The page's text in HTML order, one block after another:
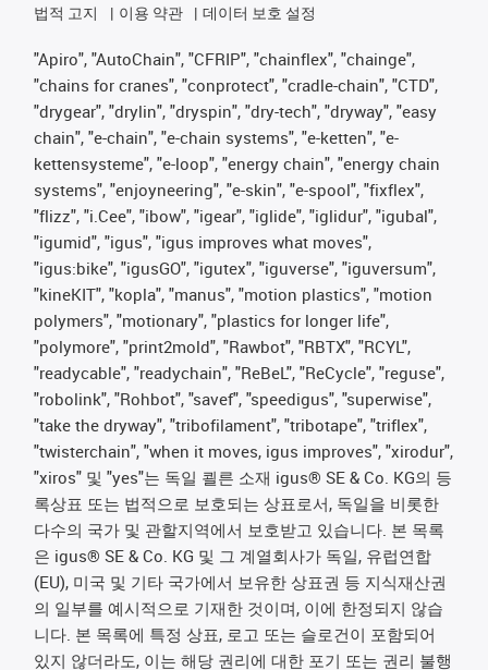
법적 고지
이용 약관 데이터 보호 설정
"Apiro", "AutoChain", "CFRIP", "chainflex", "chainge",
"chains for cranes", "conprotect", "cradle-chain", "CTD",
"drygear", "drylin", "dryspin", "dry-tech", "dryway", "easy
chain", "e-chain", "e-chain systems", "e-ketten", "e-
kettensysteme", "e-loop", "energy chain", "energy chain
systems", "enjoyneering", "e-skin", "e-spool", "fixflex",
"flizz", "i.Cee", "ibow", "igear", "iglide", "iglidur", "igubal",
"igumid", "igus", "igus improves what moves",
"igus:bike", "igusGO", "igutex", "iguverse", "iguversum",
"kineKIT", "kopla", "manus", "motion plastics", "motion
polymers", "motionary", "plastics for longer life",
"polymore", "print2mold", "Rawbot", "RBTX", "RCYL",
"readycable", "readychain", "ReBeL", "ReCycle", "reguse",
"robolink", "Rohbot", "savef", "speedigus", "superwise",
"take the dryway", "tribofilament", "tribotape", "triflex",
"twisterchain", "when it moves, igus improves", "xirodur",
"xiros" 및 "yes"는 독일 쾰른 소재 igus® SE & Co. KG의 등
록상표 또는 법적으로 보호되는 상표로서, 독일을 비롯한
다수의 국가 및 관할지역에서 보호받고 있습니다. 본 목록
은 igus® SE & Co. KG 및 그 계열회사가 독일, 유럽연합
(EU), 미국 및 기타 국가에서 보유한 상표권 등 지식재산권
의 일부를 예시적으로 기재한 것이며, 이에 한정되지 않습
니다. 본 목록에 특정 상표, 로고 또는 슬로건이 포함되어
있지 않더라도, 이는 해당 권리에 대한 포기 또는 권리 불행